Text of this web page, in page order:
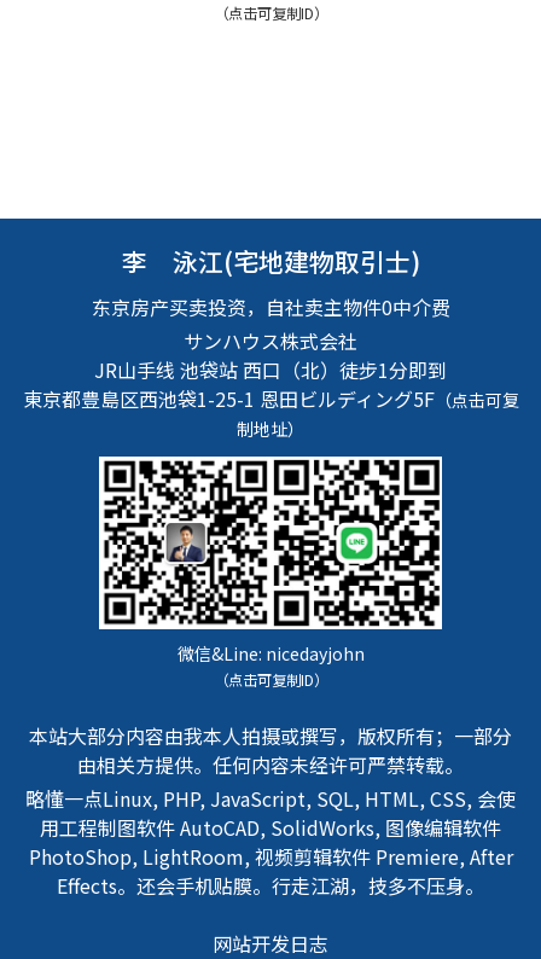
（点击可复制ID）
李 泳江(宅地建物取引士)
东京房产买卖投资，自社卖主物件0中介费
サンハウス株式会社
JR山手线 池袋站 西口（北）徒步1分即到
東京都豊島区西池袋1-25-1 恩田ビルディング5F（点击可复
制地址）
微信&Line: nicedayjohn
（点击可复制ID）
本站大部分内容由我本人拍摄或撰写，版权所有；一部分
由相关方提供。任何内容未经许可严禁转载。
略懂一点Linux, PHP, JavaScript, SQL, HTML, CSS, 会使
用工程制图软件 AutoCAD, SolidWorks, 图像编辑软件
PhotoShop, LightRoom, 视频剪辑软件 Premiere, After
Effects。还会手机贴膜。行走江湖，技多不压身。
网站开发日志